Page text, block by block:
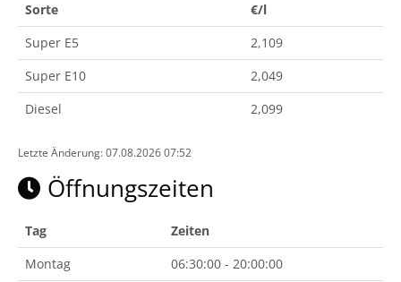
Sorte
€/l
Super E5
2,109
Super E10
2,049
Diesel
2,099
Letzte Änderung: 07.08.2026 07:52
Öffnungszeiten
Tag
Zeiten
Montag
06:30:00 - 20:00:00